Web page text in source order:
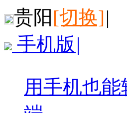
贵阳[切换]|
手机版 |
用手机也